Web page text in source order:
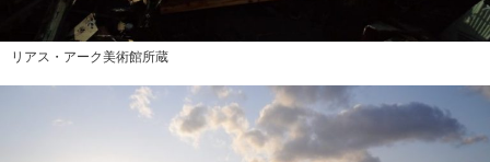
リアス・アーク美術館所蔵